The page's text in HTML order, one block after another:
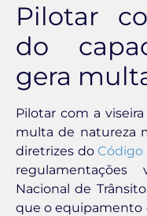
Pilotar
do
gera
Pilotar com a
multa de natureza
diretrizes doCódigo
Nacional de
que o equipamento